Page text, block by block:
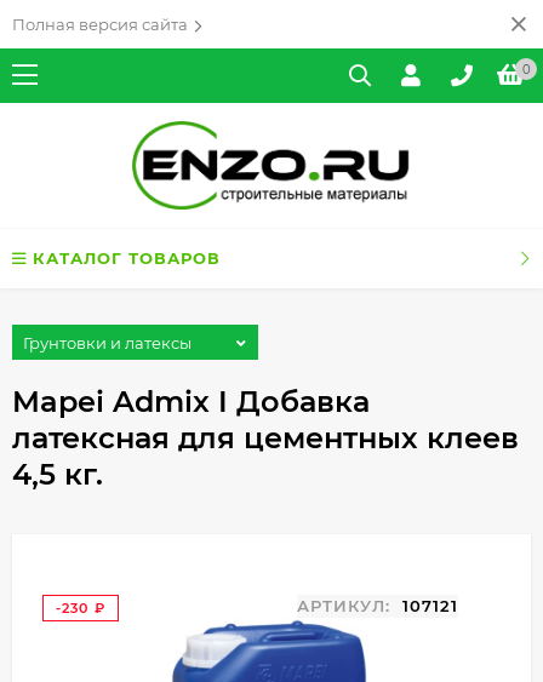
Полная версия сайта
0
КАТАЛОГ ТОВАРОВ
Грунтовки и латексы
Mapei Admix I Добавка
латексная для цементных клеев
4,5 кг.
-230
АРТИКУЛ: 107121